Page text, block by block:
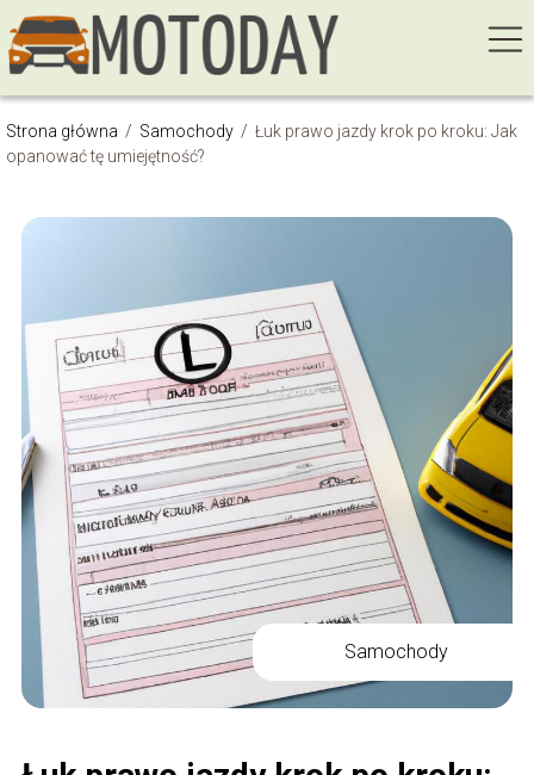
Strona główna / Samochody / Łuk prawo jazdy krok po kroku: Jak
opanować tę umiejętność?
Samochody